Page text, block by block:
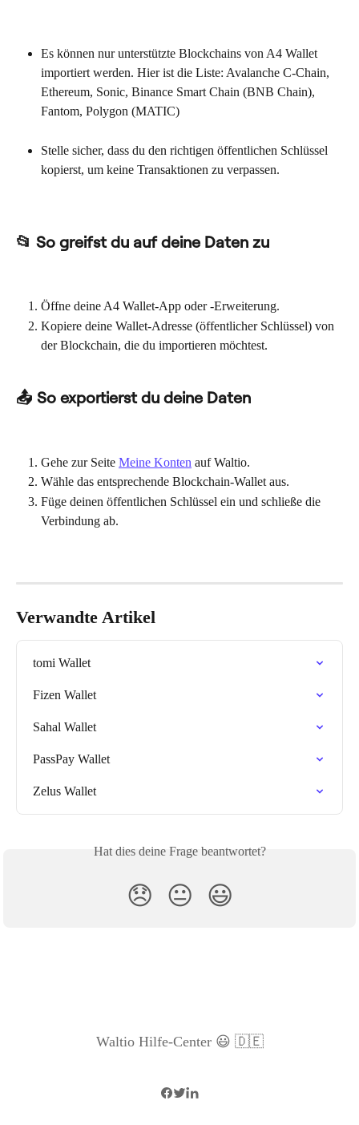
Es können nur unterstützte Blockchains von A4 Wallet
importiert werden. Hier ist die Liste: Avalanche C-Chain,
Ethereum, Sonic, Binance Smart Chain (BNB Chain),
Fantom, Polygon (MATIC)
Stelle sicher, dass du den richtigen öffentlichen Schlüssel
kopierst, um keine Transaktionen zu verpassen.
📂 So greifst du auf deine Daten zu
Öffne deine A4 Wallet-App oder -Erweiterung.
Kopiere deine Wallet-Adresse (öffentlicher Schlüssel) von
der Blockchain, die du importieren möchtest.
📤 So exportierst du deine Daten
Gehe zur Seite Meine Konten auf Waltio.
Wähle das entsprechende Blockchain-Wallet aus.
Füge deinen öffentlichen Schlüssel ein und schließe die
Verbindung ab.
Verwandte Artikel
tomi Wallet
Fizen Wallet
Sahal Wallet
PassPay Wallet
Zelus Wallet
Hat dies deine Frage beantwortet?
😞 😐 😃
Waltio Hilfe-Center 😃 🇩🇪